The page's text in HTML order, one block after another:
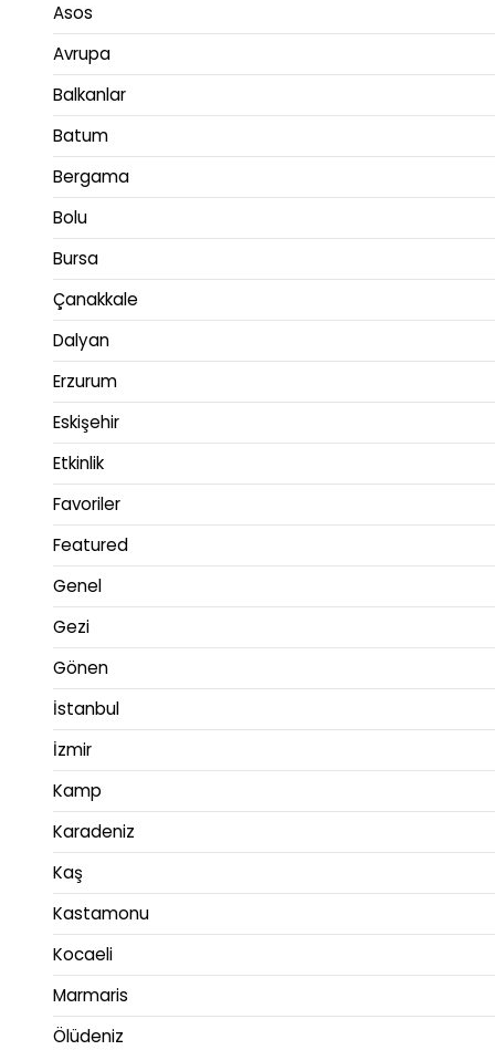
Asos
Avrupa
Balkanlar
Batum
Bergama
Bolu
Bursa
Çanakkale
Dalyan
Erzurum
Eskişehir
Etkinlik
Favoriler
Featured
Genel
Gezi
Gönen
İstanbul
İzmir
Kamp
Karadeniz
Kaş
Kastamonu
Kocaeli
Marmaris
Ölüdeniz